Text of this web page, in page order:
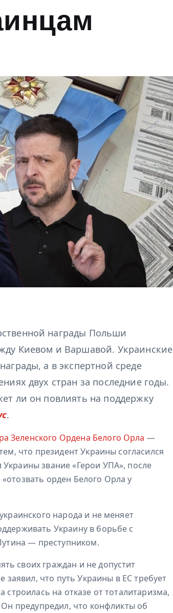
награды Польши
Киевом и Варшавой. Украинские
а в экспертной среде
двух стран за последние годы.
ли он повлиять на поддержку
.
Зеленского Ордена Белого Орла —
что президент Украины согласился
звание «Герои УПА», после
орден Белого Орла у
народа и не меняет
Украину в борьбе с
— преступником.
своих граждан и не допустит
заявил, что путь Украины в ЕС требует
на отказе от тоталитаризма,
предупредил, что конфликты об